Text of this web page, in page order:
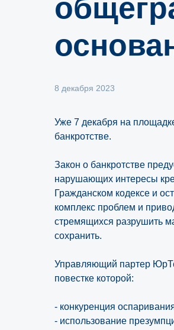
8 декабря 2023
Уже 7 декабря на
банкротстве.
Закон о банкротстве
нарушающих интересы
Гражданском кодексе и
комплекс проблем и
стремящихся разрушить
сохранить.
Управляющий партер
повестке которой:
- конкуренция
- использование